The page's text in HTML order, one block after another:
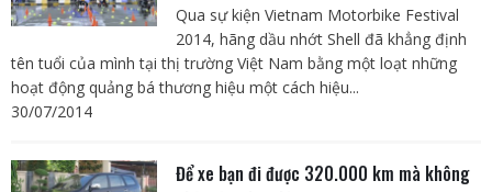
Qua sự kiện Vietnam Motorbike Festival
2014, hãng dầu nhớt Shell đã khẳng định
tên tuổi của mình tại thị trường Việt Nam bằng một loạt những
hoạt động quảng bá thương hiệu một cách hiệu...
30/07/2014
Để xe bạn đi được 320.000 km mà không